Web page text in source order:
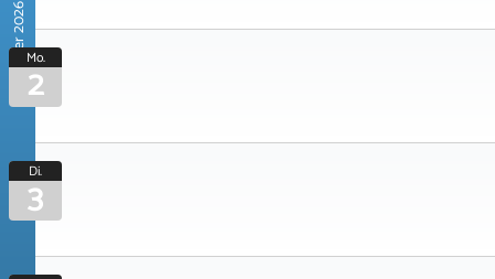
November 2026Mo.
2
Di.
3